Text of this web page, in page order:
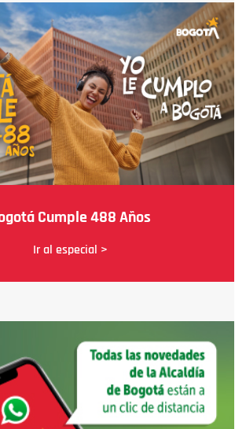
Cumple 488 Años
Ir al especial >